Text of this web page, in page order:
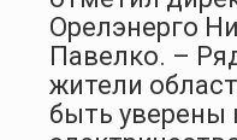
Орелэнерго
Павелко. –
жители
быть уверены